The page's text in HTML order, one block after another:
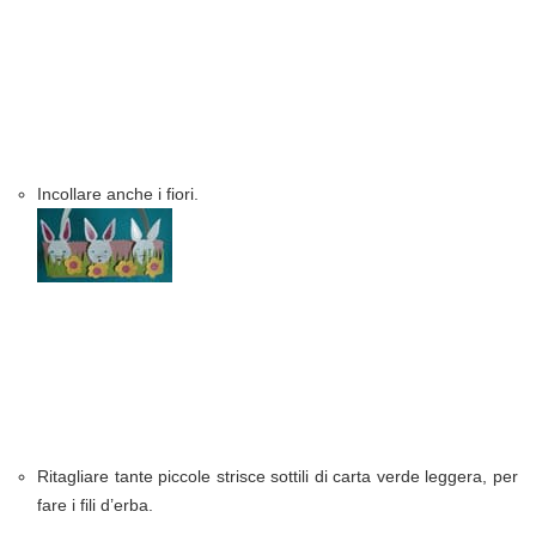
Incollare anche i fiori.
Ritagliare tante piccole strisce sottili di carta verde leggera, per
fare i fili d’erba.